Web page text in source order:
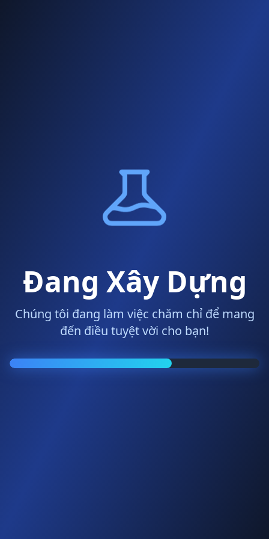
Đang Xây Dựng
Chúng tôi đang làm việc chăm chỉ để mang
đến điều tuyệt vời cho bạn!